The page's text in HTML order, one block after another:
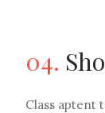
04.
Class aptent